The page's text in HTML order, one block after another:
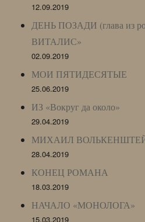
12.09.2019
ДЕНЬ ПОЗАДИ (глава из
ВИТАЛИС»
02.09.2019
МОИ ПЯТИДЕСЯТЫЕ
25.06.2019
ИЗ «Вокруг да около»
29.04.2019
МИХАИЛ
28.04.2019
КОНЕЦ РОМАНА
18.03.2019
НАЧАЛО «МОНОЛОГА»
15.03.2019